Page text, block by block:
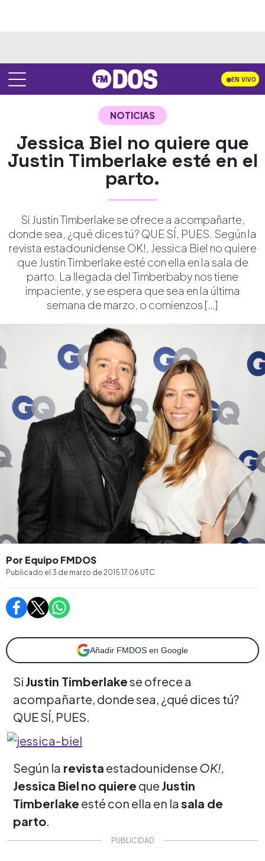
EN VIVO
NOTICIAS
Jessica Biel no quiere que
Justin Timberlake esté en el
parto.
Si Justin Timberlake se ofrece a acompañarte,
donde sea, ¿qué dices tú? QUE SÍ, PUES. Según la
revista estadounidense OK!, Jessica Biel no quiere
que Justin Timberlake esté con ella en la sala de
parto. La llegada del Timberbaby nos tiene
impaciente, y se espera que sea en la última
semana de marzo, o comienzos […]
Por Equipo FMDOS
Publicado el 3 de marzo de 2015 17:06 UTC
Añadir FMDOS en Google
Si Justin Timberlakese ofrece a
acompañarte, donde sea, ¿qué dices tú?
QUE SÍ, PUES.
Según la revista estadounidense OK!,
Jessica Biel no quiere que Justin
Timberlake esté con ella en la sala de
parto.